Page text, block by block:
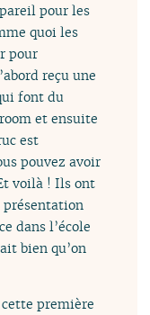
pour les
quoi les
pour
reçu une
font du
et ensuite
est
pouvez avoir
voilà ! Ils ont
dans l’école
bien qu’on
première